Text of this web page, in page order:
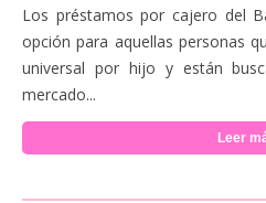
Los préstamos por cajero del
opción para aquellas personas
universal por hijo y están
mercado...
Leer